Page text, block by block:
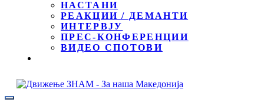
НАСТАНИ
РЕАКЦИИ / ДЕМАНТИ
ИНТЕРВЈУ
ПРЕС-КОНФЕРЕНЦИИ
ВИДЕО СПОТОВИ